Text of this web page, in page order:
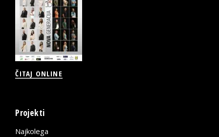
ČITAJ ONLINE
Projekti
Najkolega